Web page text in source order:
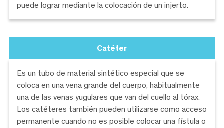
puede lograr mediante la colocación de un injerto.
Catéter
Es un tubo de material sintético especial que se
coloca en una vena grande del cuerpo, habitualmente
una de las venas yugulares que van del cuello al tórax.
Los catéteres también pueden utilizarse como acceso
permanente cuando no es posible colocar una fístula o